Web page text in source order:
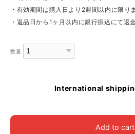
・有効期間は購入日より2週間以内に限り
・返品日から1ヶ月以内に銀行振込にて返
数量
International
Add to cart